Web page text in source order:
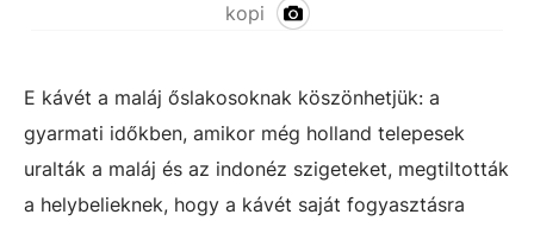
kopi
E kávét a maláj őslakosoknak köszönhetjük: a
gyarmati időkben, amikor még holland telepesek
uralták a maláj és az indonéz szigeteket, megtiltották
a helybelieknek, hogy a kávét saját fogyasztásra